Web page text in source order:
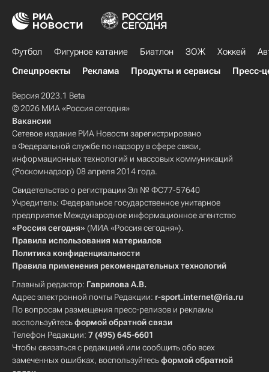
Футбол Фигурное катание Биатлон ЗОЖ Хоккей
Спецпроекты
Реклама Продукты и сервисы Пресс-
Версия 2023.1 Beta
© 2026 МИА «Россия сегодня»
Вакансии
Сетевое издание РИА Новости зарегистрировано
в Федеральной службе по надзору в сфере связи,
информационных технологий и массовых коммуникаций
(Роскомнадзор) 08 апреля 2014 года.
Свидетельство о регистрации Эл № ФС77-57640
Учредитель: Федеральное государственное унитарное
предприятие Международное информационное агентство
«Россия сегодня» (МИА «Россия сегодня»).
Правила использования материалов
Политика конфиденциальности
Правила применения рекомендательных технологий
Главный редактор: Гаврилова А.В.
Адрес электронной почты Редакции: r-sport.internet@ria.ru
По вопросам размещения пресс-релизов и рекламы
воспользуйтесьформой обратной связи
Телефон Редакции: 7 (495) 645-6601
Чтобы связаться с редакцией или сообщить обо всех
замеченных ошибках, воспользуйтесьформой обратной